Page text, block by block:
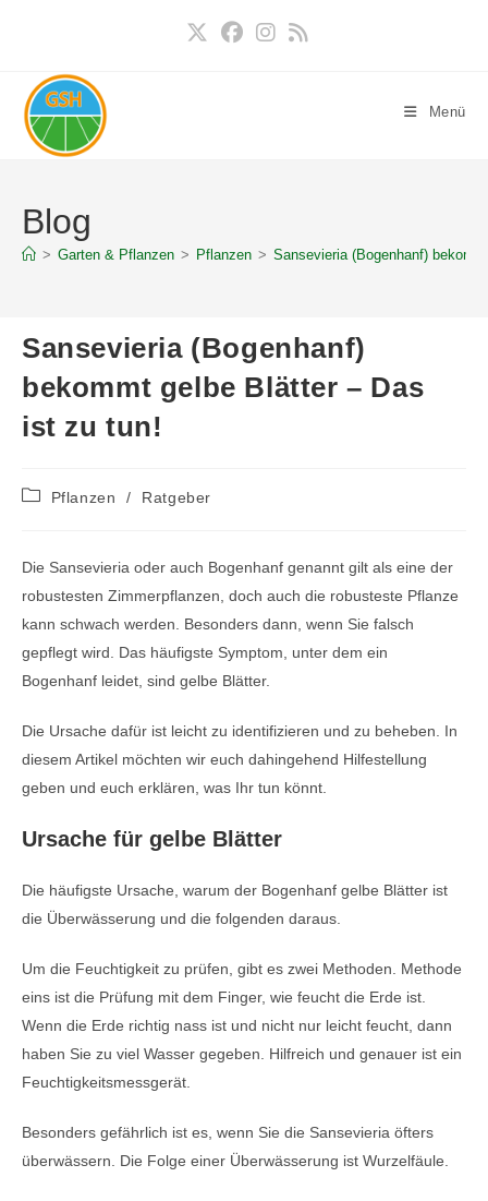
Menü
Blog
> Garten & Pflanzen > Pflanzen > Sansevieria (Bogenhanf)
Sansevieria (Bogenhanf)
bekommt gelbe Blätter – Das
ist zu tun!
Beitrags-
Pflanzen / Ratgeber
Die Sansevieria oder auch Bogenhanf genannt gilt als eine der
robustesten Zimmerpflanzen, doch auch die robusteste Pflanze
kann schwach werden. Besonders dann, wenn Sie falsch
gepflegt wird. Das häufigste Symptom, unter dem ein
Bogenhanf leidet, sind gelbe Blätter.
Die Ursache dafür ist leicht zu identifizieren und zu beheben. In
diesem Artikel möchten wir euch dahingehend Hilfestellung
geben und euch erklären, was Ihr tun könnt.
Ursache für gelbe Blätter
Die häufigste Ursache, warum der Bogenhanf gelbe Blätter ist
die Überwässerung und die folgenden daraus.
Um die Feuchtigkeit zu prüfen, gibt es zwei Methoden. Methode
eins ist die Prüfung mit dem Finger, wie feucht die Erde ist.
Wenn die Erde richtig nass ist und nicht nur leicht feucht, dann
haben Sie zu viel Wasser gegeben. Hilfreich und genauer ist ein
Feuchtigkeitsmessgerät.
Besonders gefährlich ist es, wenn Sie die Sansevieria öfters
überwässern. Die Folge einer Überwässerung ist Wurzelfäule.